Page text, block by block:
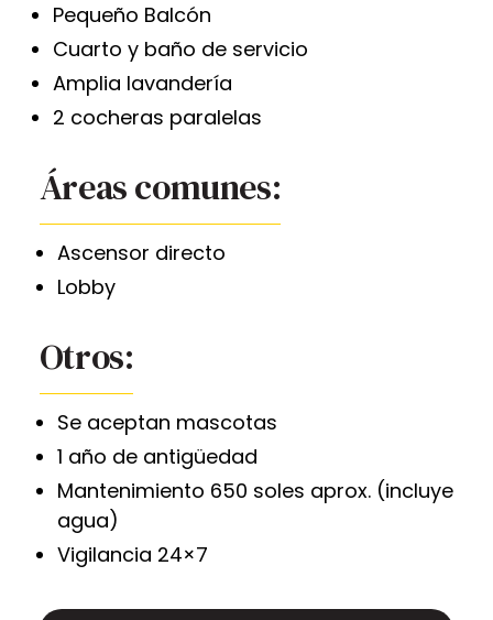
Pequeño Balcón
Cuarto y baño de servicio
Amplia lavandería
2 cocheras paralelas
Áreas comunes:
Ascensor directo
Lobby
Otros:
Se aceptan mascotas
1 año de antigüedad
Mantenimiento 650 soles aprox. (incluye
agua)
Vigilancia 24×7